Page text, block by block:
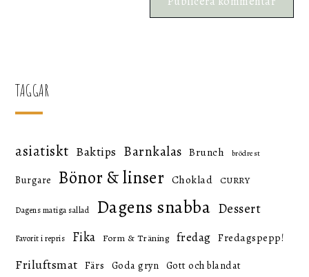
TAGGAR
asiatiskt Baktips Barnkalas Brunch brödrest
Burgare Bönor & linser Choklad CURRY
Dagens matiga sallad Dagens snabba Dessert
Favorit i repris Fika Form & Träning fredag Fredagspepp!
Friluftsmat Färs Goda gryn Gott och blandat